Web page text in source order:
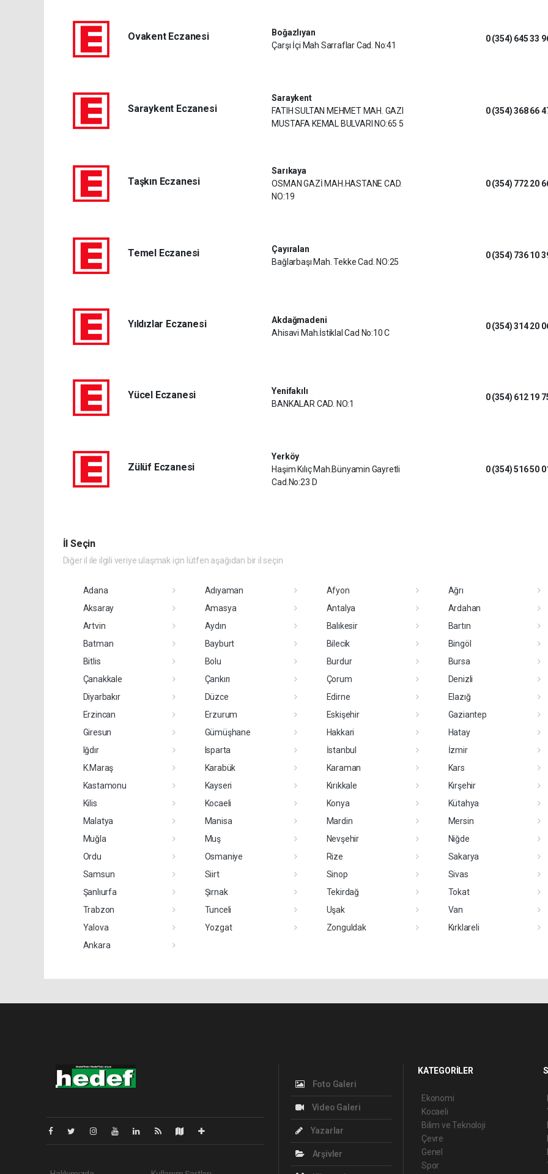
Ovakent Eczanesi
Boğazlıyan
Çarşı İçi Mah Sarraflar Cad. No:41
0 (354) 645 33
Saraykent Eczanesi
Saraykent
FATIH SULTAN MEHMET MAH. GAZI
MUSTAFA KEMAL BULVARI NO:65 5
0 (354) 368 66
Taşkın Eczanesi
Sarıkaya
OSMAN GAZİ MAH.HASTANE CAD.
NO:19
0 (354) 772 20
Temel Eczanesi
Çayıralan
Bağlarbaşı Mah. Tekke Cad. NO:25
0 (354) 736 10
Yıldızlar Eczanesi
Akdağmadeni
Ahisavi Mah.İstiklal Cad No:10 C
0 (354) 314 20
Yücel Eczanesi
Yenifakılı
BANKALAR CAD. NO:1
0 (354) 612 19
Zülüf Eczanesi
Yerköy
Haşim Kılıç Mah.Bünyamin Gayretli
Cad.No:23 D
0 (354) 516 50
İl Seçin
Diğer il ile ilgili veriye ulaşmak için lütfen aşağıdan bir il seçin
Adana Adıyaman Afyon
Ağrı
Aksaray
Amasya Antalya
Ardahan
Artvin
Aydın Balıkesir
Bartın
Batman
Bayburt Bilecik
Bingöl
Bitlis
Bolu Burdur
Bursa
Çanakkale
Çankırı Çorum
Denizli
Diyarbakır
Düzce Edirne
Elazığ
Erzincan
Erzurum Eskişehir
Gaziantep
Giresun
Gümüşhane Hakkari
Hatay
Iğdır
Isparta İstanbul
İzmir
K.Maraş
Karabük Karaman
Kars
Kastamonu
Kayseri Kırıkkale
Kırşehir
Kilis
Kocaeli Konya
Kütahya
Malatya
Manisa Mardin
Mersin
Muğla
Muş Nevşehir
Niğde
Ordu
Osmaniye Rize
Sakarya
Samsun
Siirt Sinop
Sivas
Şanlıurfa
Şırnak Tekirdağ
Tokat
Trabzon
Tunceli Uşak
Van
Yalova
Yozgat Zonguldak
Kırklareli
Ankara
Foto Galeri
Video Galeri
Yazarlar
Arşivler
KATEGORİLER
Ekonomi
Kocaeli
Bilim ve Teknoloji
Çevre
Genel
Spor